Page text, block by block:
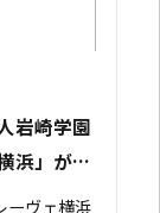
岩崎学園
浜」が包
ーヴェ横浜